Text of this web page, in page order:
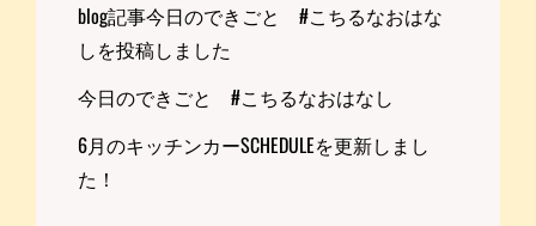
blog記事今日のできごと #こちるなおはな
しを投稿しました
今日のできごと #こちるなおはなし
6月のキッチンカーSCHEDULEを更新しまし
た！